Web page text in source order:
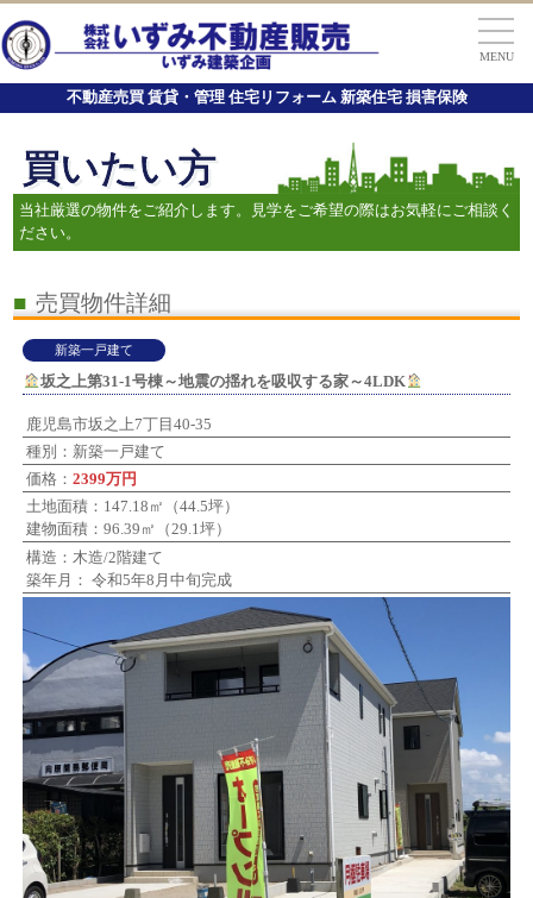
MENU
不動産売買 賃貸・管理 住宅リフォーム 新築住宅 損害保険
買いたい方
当社厳選の物件をご紹介します。見学をご希望の際はお気軽にご相談く
ださい。
■ 売買物件詳細
新築一戸建て
坂之上第31-1号棟～地震の揺れを吸収する家～4LDK
鹿児島市坂之上7丁目40-35
種別：新築一戸建て
価格：2399万円
土地面積：147.18㎡（44.5坪）
建物面積：96.39㎡（29.1坪）
構造：木造/2階建て
築年月： 令和5年8月中旬完成